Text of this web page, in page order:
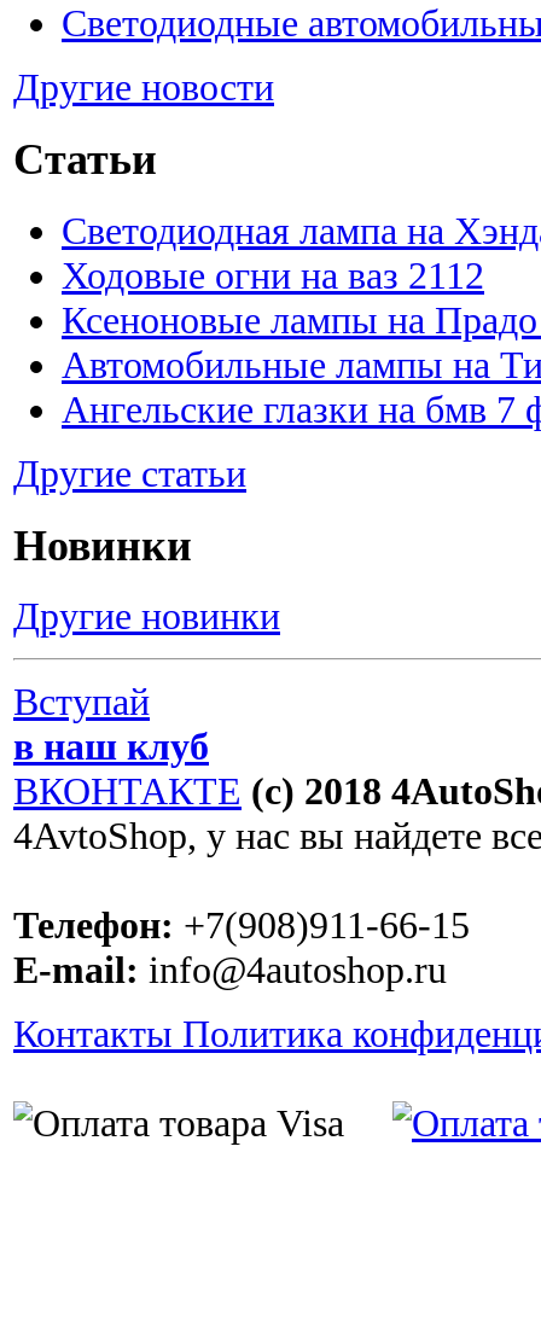
Светодиодные
Другие новости
Статьи
Светодиодная лампа на
Ходовые огни на ваз 2112
Ксеноновые лампы на
Автомобильные лампы на
Ангельские глазки на бмв 7
Другие статьи
Новинки
Другие новинки
Вступай
в наш клуб
ВКОНТАКТЕ (c) 2018
4AvtoShop, у нас вы найдете
Телефон: +7(908)911-66-15
E-mail: info@4autoshop.ru
Контакты Политика